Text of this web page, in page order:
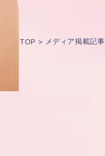
TOP メディア掲載記事